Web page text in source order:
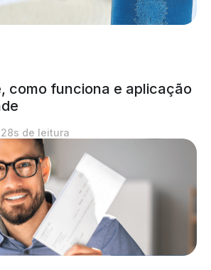
como funciona e aplicação
de leitura